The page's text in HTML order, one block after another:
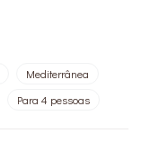
Mediterrânea
Para 4 pessoas